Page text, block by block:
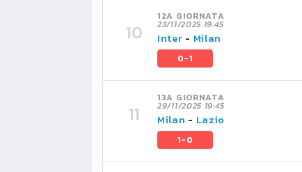
12A GIORNATA
23/11/2025 19:45
Inter - Milan
0-1
13A GIORNATA
29/11/2025 19:45
Milan - Lazio
1-0